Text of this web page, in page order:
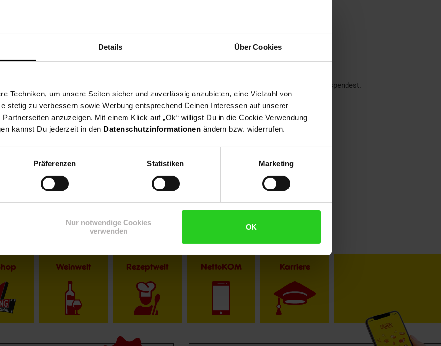
Details Über Cookies
Techniken, um unsere Seiten sicher und zuverlässig anzubieten, eine Vielzahl von
stetig zu verbessern sowie Werbung entsprechend Deinen Interessen auf unserer
anzuzeigen. Mit einem Klick auf „Ok“ willigst Du in die Cookie Verwendung
kannst Du jederzeit in den Datenschutzinformationen ändern bzw. widerrufen.
Präferenzen Statistiken Marketing
Nur notwendige Cookies
verwenden
OK
die Vereine aus deiner Region
nehmen deutschlandweit als Spendenpartner teil und freuen sich über deine Unterstützung.
du an der Kasse auf den nächsten 10 ct Betrag aufrundest oder dein Pfand am Pfandautomaten spendest.
Verein du in deiner Region unterstützen kannst findest du hier heraus:
Zurück zu Vereinsspende
Weinwelt Rezeptwelt NettoKOM Karriere